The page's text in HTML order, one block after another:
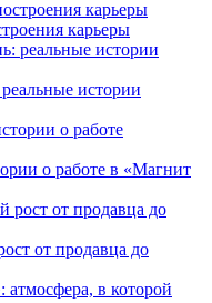
карьеры
истории
о работе в «Магнит
от продавца до